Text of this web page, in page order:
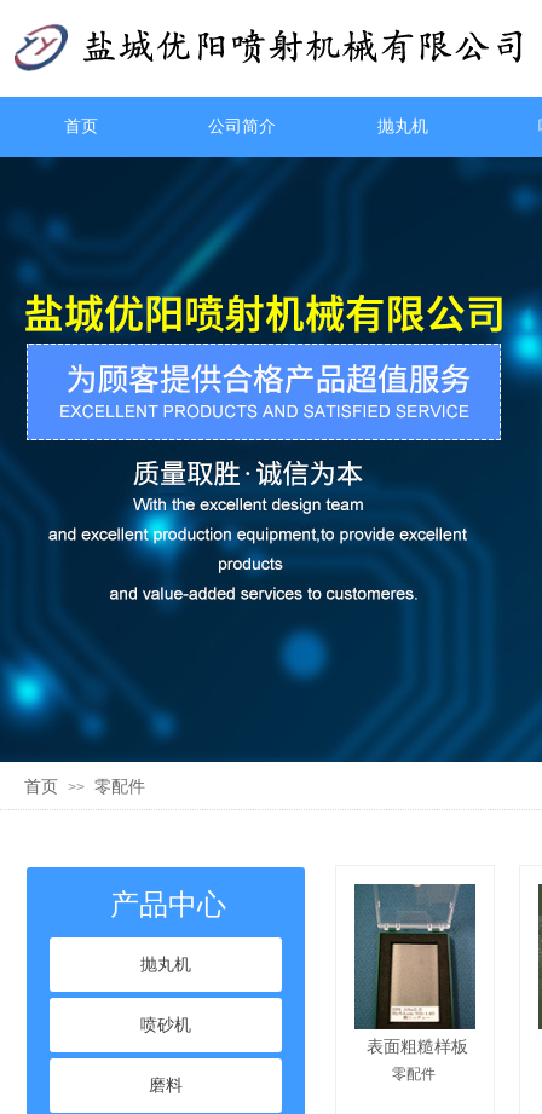
首页 公司简介 抛丸机
首页 >> 零配件
表面粗糙样板
零配件
抛丸机
喷砂机
产品中心
磨料